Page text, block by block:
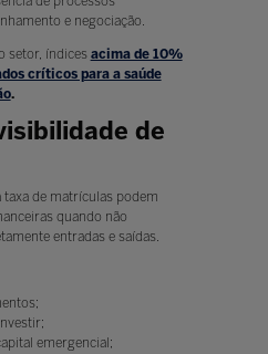
e negociação.
setor, índices acima de 10%
críticos para a saúde
.
de
de matrículas podem
quando não
entradas e saídas.
emergencial;